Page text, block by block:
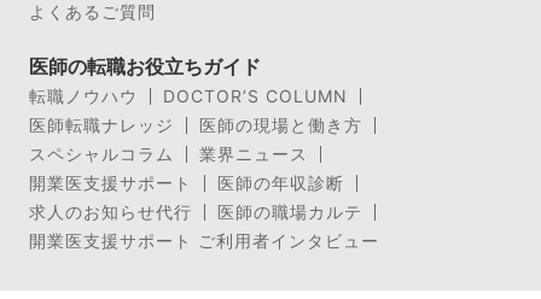
よくあるご質問
医師の転職お役立ちガイド
転職ノウハウ
DOCTOR’S COLUMN
医師転職ナレッジ
医師の現場と働き方
スペシャルコラム
業界ニュース
開業医支援サポート
医師の年収診断
求人のお知らせ代行
医師の職場カルテ
開業医支援サポート ご利用者インタビュー